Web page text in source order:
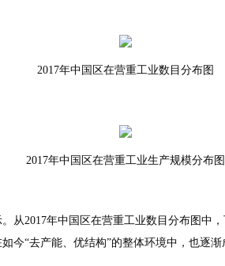
2017年中国区在营重工业数目分布图
2017年中国区在营重工业生产规模分布图
从2017年中国区在营重工业数目分布图中
“去产能、优结构”的整体环境中，也逐渐